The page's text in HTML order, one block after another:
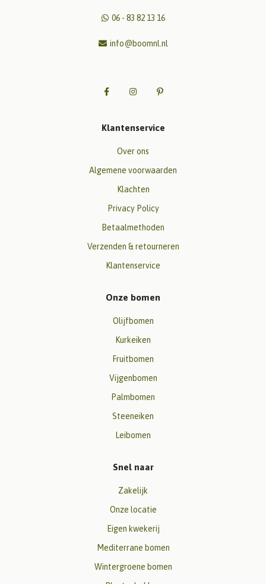
06 - 83 82 13 16
info@boomnl.nl
Klantenservice
Over ons
Algemene voorwaarden
Klachten
Privacy Policy
Betaalmethoden
Verzenden & retourneren
Klantenservice
Onze bomen
Olijfbomen
Kurkeiken
Fruitbomen
Vijgenbomen
Palmbomen
Steeneiken
Leibomen
Snel naar
Zakelijk
Onze locatie
Eigen kwekerij
Mediterrane bomen
Wintergroene bomen